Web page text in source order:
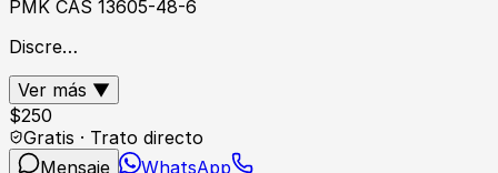
PMK CAS 13605-48-6
Discre…
Ver más ▼
$250
Gratis · Trato directo
Mensaje
WhatsApp